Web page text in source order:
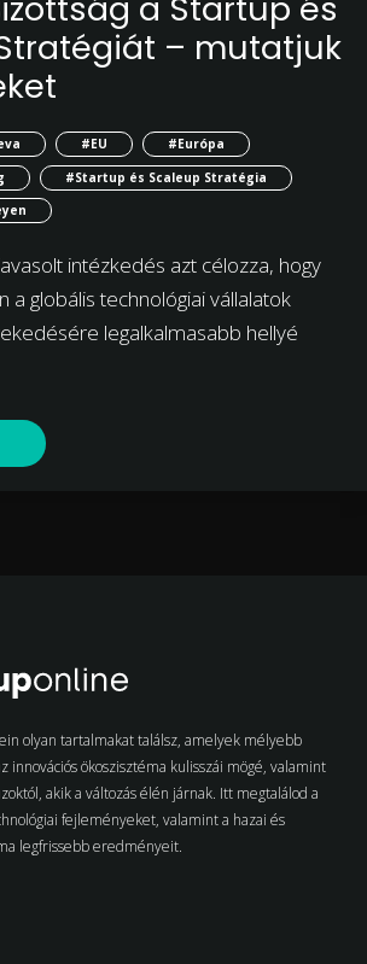
– mutatjuk
#EU
#Európa
#Startup és Scaleup Stratégia
intézkedés azt célozza, hogy
a globális technológiai vállalatok
legalkalmasabb hellyé
olyan tartalmakat találsz, amelyek mélyebb
innovációs ökoszisztéma kulisszái mögé, valamint
akik a változás élén járnak. Itt megtalálod a
fejleményeket, valamint a hazai és
legfrissebb eredményeit.